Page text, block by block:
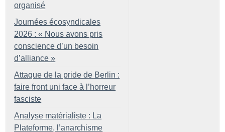
organisé
Journées écosyndicales
2026 : « Nous avons pris
conscience d’un besoin
d’alliance »
Attaque de la pride de Berlin :
faire front uni face à l’horreur
fasciste
Analyse matérialiste : La
Plateforme, l’anarchisme